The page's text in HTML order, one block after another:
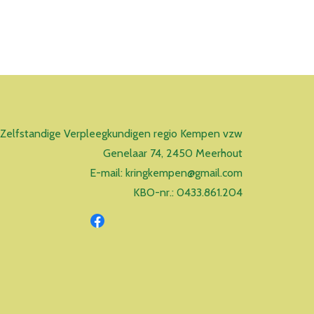
Verpleegkundigen regio Kempen vzw
Genelaar 74, 2450 Meerhout
E-mail: kringkempen@gmail.com
KBO-nr.: 0433.861.204